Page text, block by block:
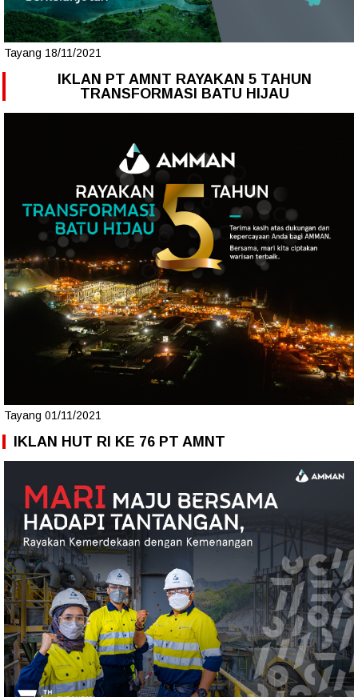
Tayang 18/11/2021
IKLAN PT AMNT RAYAKAN 5 TAHUN
TRANSFORMASI BATU HIJAU
Tayang 01/11/2021
IKLAN HUT RI KE 76 PT AMNT